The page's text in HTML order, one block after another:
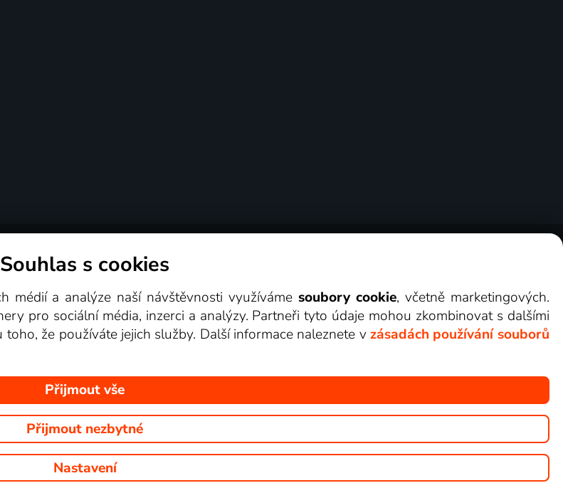
Videotéka
zobrazovány obrázky z pořadů TV stanic, které můžete sledovat v Lepší.TV.
Souhlas s cookies
médií a analýze naší návštěvnosti využívámesoubory cookie, včetně marketingových.
pro sociální média, inzerci a analýzy. Partneři tyto údaje mohou zkombinovat s dalšími
že používáte jejich služby. Další informace naleznete v zásadách používání souborů
Přijmout vše
Přijmout nezbytné
Nastavení